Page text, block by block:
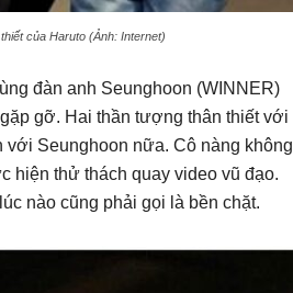
của Haruto (Ảnh: Internet)
đàn anh Seunghoon (WINNER)
gỡ. Hai thần tượng thân thiết với
với Seunghoon nữa. Cô nàng không
hiện thử thách quay video vũ đạo.
nào cũng phải gọi là bền chặt.